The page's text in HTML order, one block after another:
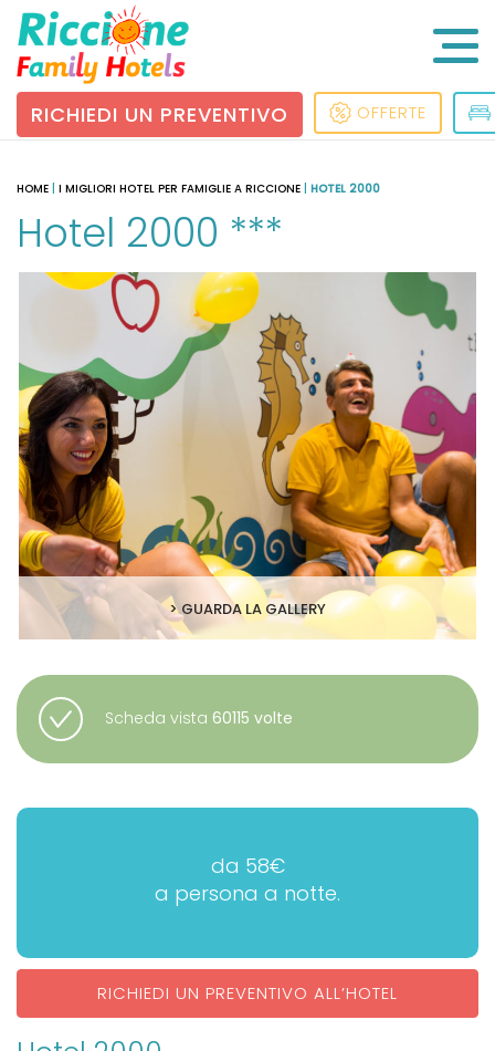
RICHIEDI UN PREVENTIVO OFFERTE
HOME I MIGLIORI HOTEL PER FAMIGLIE A RICCIONE HOTEL 2000
Hotel 2000 ***
> GUARDA LA GALLERY
Scheda vista 60115 volte
da 58€
a persona a notte.
RICHIEDI UN PREVENTIVO ALL’HOTEL